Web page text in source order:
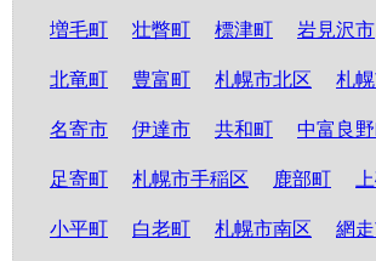
増毛町 壮瞥町 標津町 岩見沢市
北竜町 豊富町 札幌市北区 札
名寄市 伊達市 共和町 中富良
足寄町 札幌市手稲区 鹿部町
小平町 白老町 札幌市南区 網